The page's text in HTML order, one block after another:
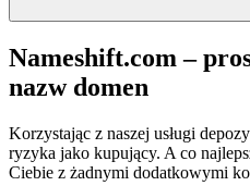
Nameshift.com –
nazw domen
Korzystając z naszej usługi
ryzyka jako kupujący. A co
Ciebie z żadnymi dodatkowymi